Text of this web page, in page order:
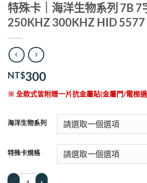
特殊卡｜海洋生物系列 7B 7
250KHZ 300KHZ HID 5577
NT$300
※ 全款式皆附贈一片抗金屬貼(金屬門/電梯
海洋生物系列
特殊卡規格
特殊卡｜海洋生物系列 7B 7字節 175KHZ